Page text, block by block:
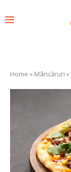
Home » Mâncăruri »